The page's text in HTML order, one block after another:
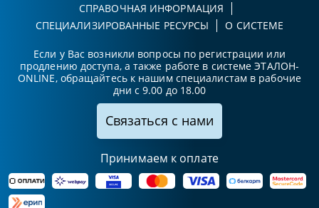
СПРАВОЧНАЯ ИНФОРМАЦИЯ
СПЕЦИАЛИЗИРОВАННЫЕ РЕСУРСЫ
О СИСТЕМЕ
Если у Вас возникли вопросы по регистрации или
продлению доступа, а также работе в системе ЭТАЛОН-
ONLINE, обращайтесь к нашим специалистам в рабочие
дни с 9.00 до 18.00
Связаться с нами
Принимаем к оплате